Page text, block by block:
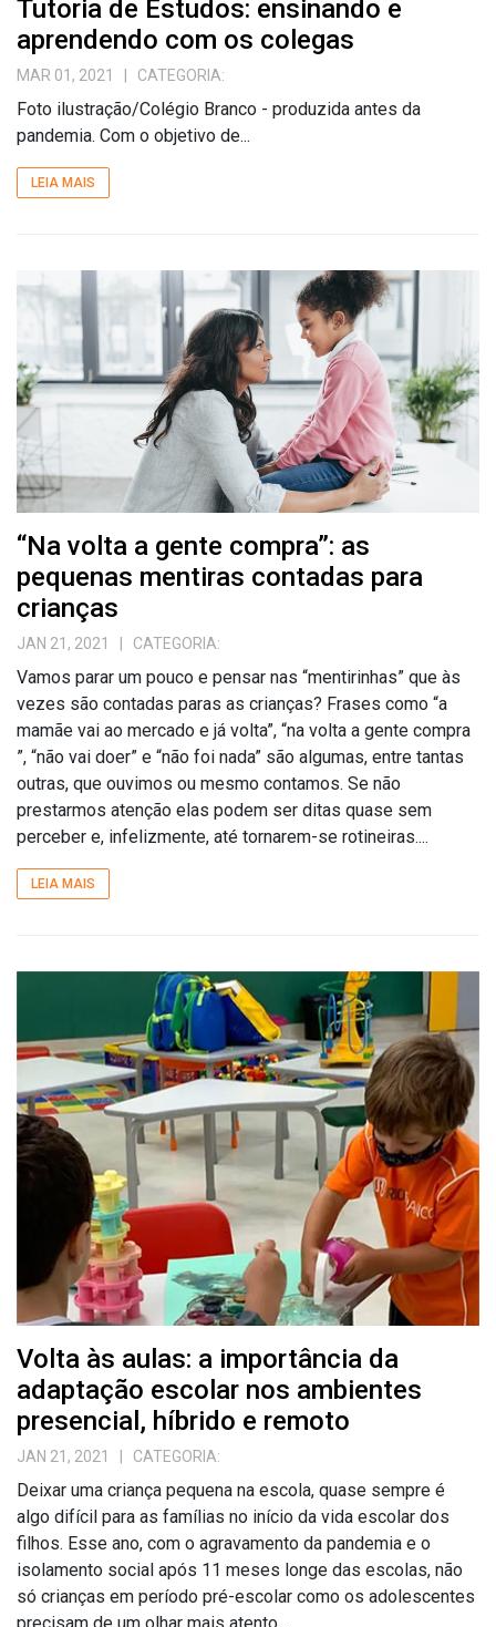
Tutoria de Estudos: ensinando e
aprendendo com os colegas
MAR 01, 2021 | CATEGORIA:
Foto ilustração/Colégio Branco - produzida antes da
pandemia. Com o objetivo de...
LEIA MAIS
“Na volta a gente compra”: as
pequenas mentiras contadas para
crianças
JAN 21, 2021 | CATEGORIA:
Vamos parar um pouco e pensar nas “mentirinhas” que às
vezes são contadas paras as crianças? Frases como “a
mamãe vai ao mercado e já volta”, “na volta a gente compra
”, “não vai doer” e “não foi nada” são algumas, entre tantas
outras, que ouvimos ou mesmo contamos. Se não
prestarmos atenção elas podem ser ditas quase sem
perceber e, infelizmente, até tornarem-se rotineiras....
LEIA MAIS
Volta às aulas: a importância da
adaptação escolar nos ambientes
presencial, híbrido e remoto
JAN 21, 2021 | CATEGORIA:
Deixar uma criança pequena na escola, quase sempre é
algo difícil para as famílias no início da vida escolar dos
filhos. Esse ano, com o agravamento da pandemia e o
isolamento social após 11 meses longe das escolas, não
só crianças em período pré-escolar como os adolescentes
precisam de um olhar mais atento....